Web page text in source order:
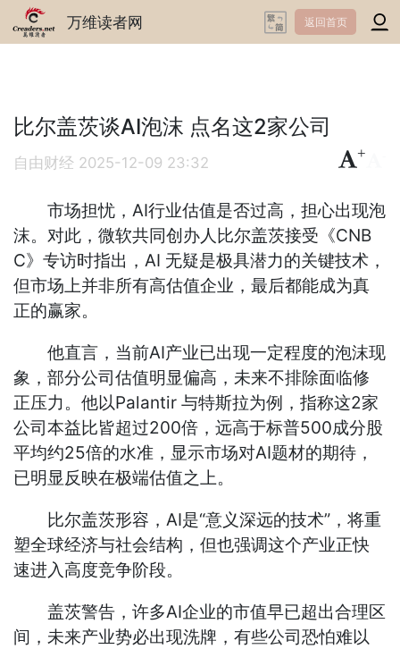
万维读者网 返回首页
比尔盖茨谈AI泡沫 点名这2家公司
自由财经 2025-12-09 23:32
+
市场担忧，AI行业估值是否过高，担心出现泡
沫。对此，微软共同创办人比尔盖茨接受《CNB
C》专访时指出，AI 无疑是极具潜力的关键技术，
但市场上并非所有高估值企业，最后都能成为真
正的赢家。
他直言，当前AI产业已出现一定程度的泡沫现
象，部分公司估值明显偏高，未来不排除面临修
正压力。他以Palantir 与特斯拉为例，指称这2家
公司本益比皆超过200倍，远高于标普500成分股
平均约25倍的水准，显示市场对AI题材的期待，
已明显反映在极端估值之上。
比尔盖茨形容，AI是“意义深远的技术”，将重
塑全球经济与社会结构，但也强调这个产业正快
速进入高度竞争阶段。
盖茨警告，许多AI企业的市值早已超出合理区
间，未来产业势必出现洗牌，有些公司恐怕难以